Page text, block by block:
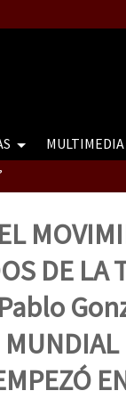
MULTIMEDIA
populações
DE LA